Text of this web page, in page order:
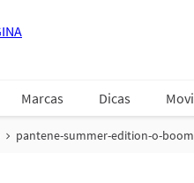
Marcas Dicas
pantene-summer-edition-o-